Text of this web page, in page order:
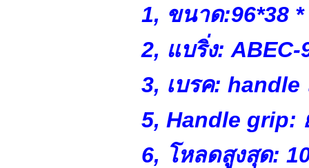
1, ขนาด:96*38
2, แบริ่ง: ABEC-
3, เบรค:
5, Handle grip:
6, โหลดสูงสุด: